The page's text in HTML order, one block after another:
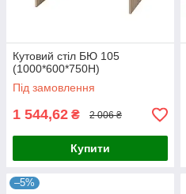
Кутовий стіл БЮ 105
(1000*600*750Н)
Під замовлення
1 544,62 ₴ 2 006 ₴
Купити
–5%